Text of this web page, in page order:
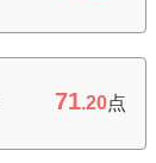
71.20点